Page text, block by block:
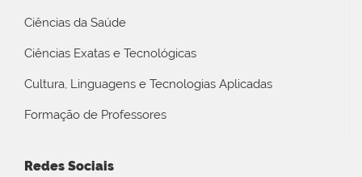
Ciências da Saúde
Ciências Exatas e Tecnológicas
Cultura, Linguagens e Tecnologias Aplicadas
Formação de Professores
Redes Sociais